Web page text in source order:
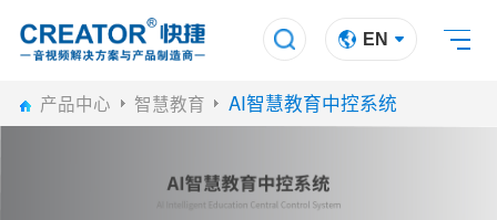
EN
产品中心 智慧教育 AI智慧教育中控系统